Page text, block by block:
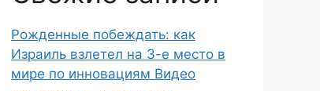
Рожденные побеждать: как
Израиль взлетел на 3-е место в
мире по инновациям Видео